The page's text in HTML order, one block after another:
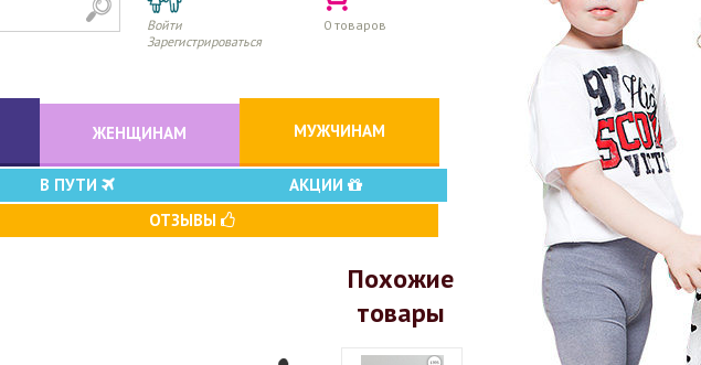
Войти
Зарегистрироваться
0 товаров
ЖЕНЩИНАМ МУЖЧИНАМ
В ПУТИ
АКЦИИ
ОТЗЫВЫ
Похожие
товары